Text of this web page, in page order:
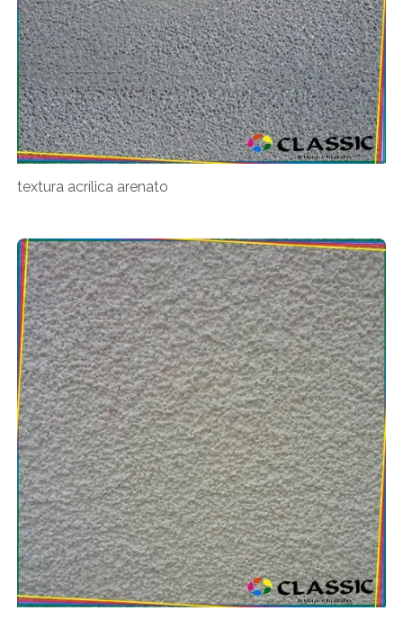
textura acrílica arenato